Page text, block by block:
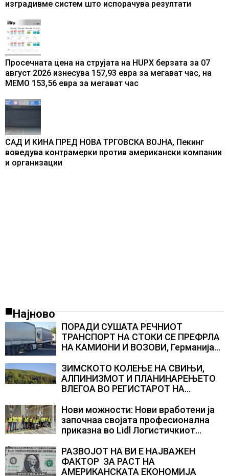
изградивме систем што испорачува резултати
Просечната цена на струјата на HUPX берзата за 07
август 2026 изнесува 157,93 евра за мегават час, на
МЕМО 153,56 евра за мегават час
САД И КИНА ПРЕД НОВА ТРГОВСКА ВОЈНА, Пекинг
воведува контрамерки против американски компании
и организации
Најново
ПОРАДИ СУШАТА РЕЧНИОТ
ТРАНСПОРТ НА СТОКИ СЕ ПРЕФРЛА
НА КАМИОНИ И ВОЗОВИ, Германија
камионџиите да возат и во недела
ЗИМСКОТО КОЛЕЊЕ НА СВИЊИ,
АЛПИНИЗМОТ И ПЛАНИНАРЕЊЕТО
ВЛЕГОА ВО РЕГИСТАРОТ НА
СЛОВЕНИЈА
Нови можности: Нови вработени ја
започнаа својата професионална
приказна во Lidl Логистичкиот
РАЗВОЈОТ НА ВИ Е НАЈВАЖЕН
ФАКТОР ЗА РАСТ НА
АМЕРИКАНСКАТА ЕКОНОМИЈА